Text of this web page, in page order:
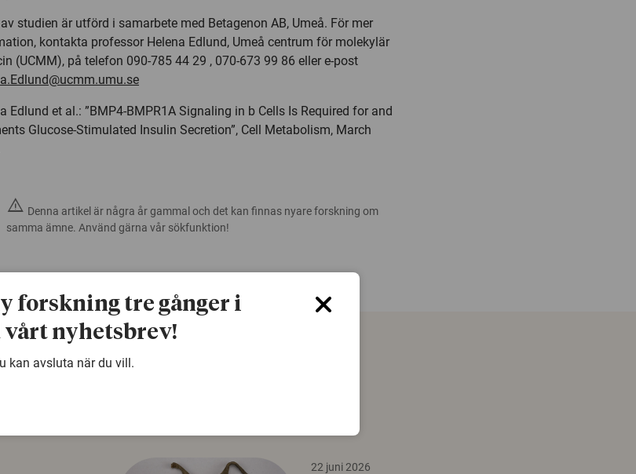
studien är utförd i samarbete med Betagenon AB, Umeå. För mer
kontakta professor Helena Edlund, Umeå centrum för molekylär
(UCMM), på telefon 090-785 44 29 , 070-673 99 86 eller e-post
Edlund et al.: ”BMP4-BMPR1A Signaling in b Cells Is Required for and
Glucose-Stimulated Insulin Secretion”, Cell Metabolism, March
warning Denna artikel är några år gammal och det kan finnas nyare forskning om
samma ämne. Använd gärna vår sökfunktion!
22 juni 2026
forskning tre gånger i
vårt nyhetsbrev!
kan avsluta när du vill.